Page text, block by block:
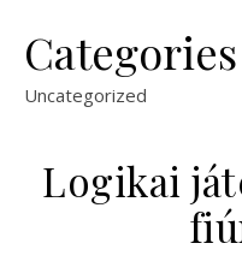
Categories
Uncategorized
Logikai